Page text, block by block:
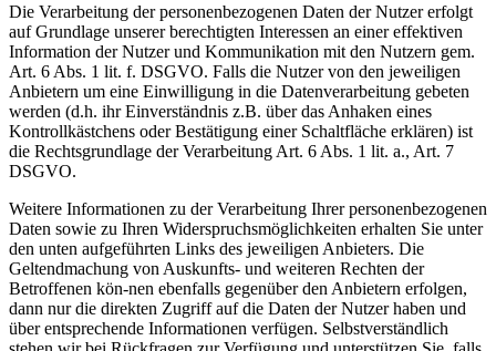
Die Verarbeitung der personenbezogenen Daten der Nutzer erfolgt
auf Grundlage unserer berechtigten Interessen an einer effektiven
Information der Nutzer und Kommunikation mit den Nutzern gem.
Art. 6 Abs. 1 lit. f. DSGVO. Falls die Nutzer von den jeweiligen
Anbietern um eine Einwilligung in die Datenverarbeitung gebeten
werden (d.h. ihr Einverständnis z.B. über das Anhaken eines
Kontrollkästchens oder Bestätigung einer Schaltfläche erklären) ist
die Rechtsgrundlage der Verarbeitung Art. 6 Abs. 1 lit. a., Art. 7
DSGVO.
Weitere Informationen zu der Verarbeitung Ihrer personenbezogenen
Daten sowie zu Ihren Widerspruchsmöglichkeiten erhalten Sie unter
den unten aufgeführten Links des jeweiligen Anbieters. Die
Geltendmachung von Auskunfts- und weiteren Rechten der
Betroffenen kön-nen ebenfalls gegenüber den Anbietern erfolgen,
dann nur die direkten Zugriff auf die Daten der Nutzer haben und
über entsprechende Informationen verfügen. Selbstverständlich